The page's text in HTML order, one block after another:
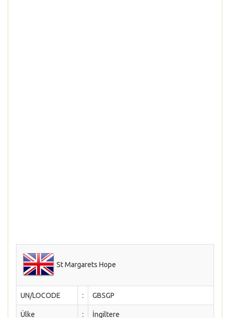
St Margarets Hope
UN/LOCODE : GBSGP
Ülke : İngiltere